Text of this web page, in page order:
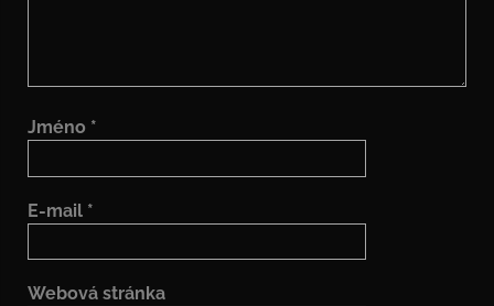
Jméno *
E-mail *
Webová stránka